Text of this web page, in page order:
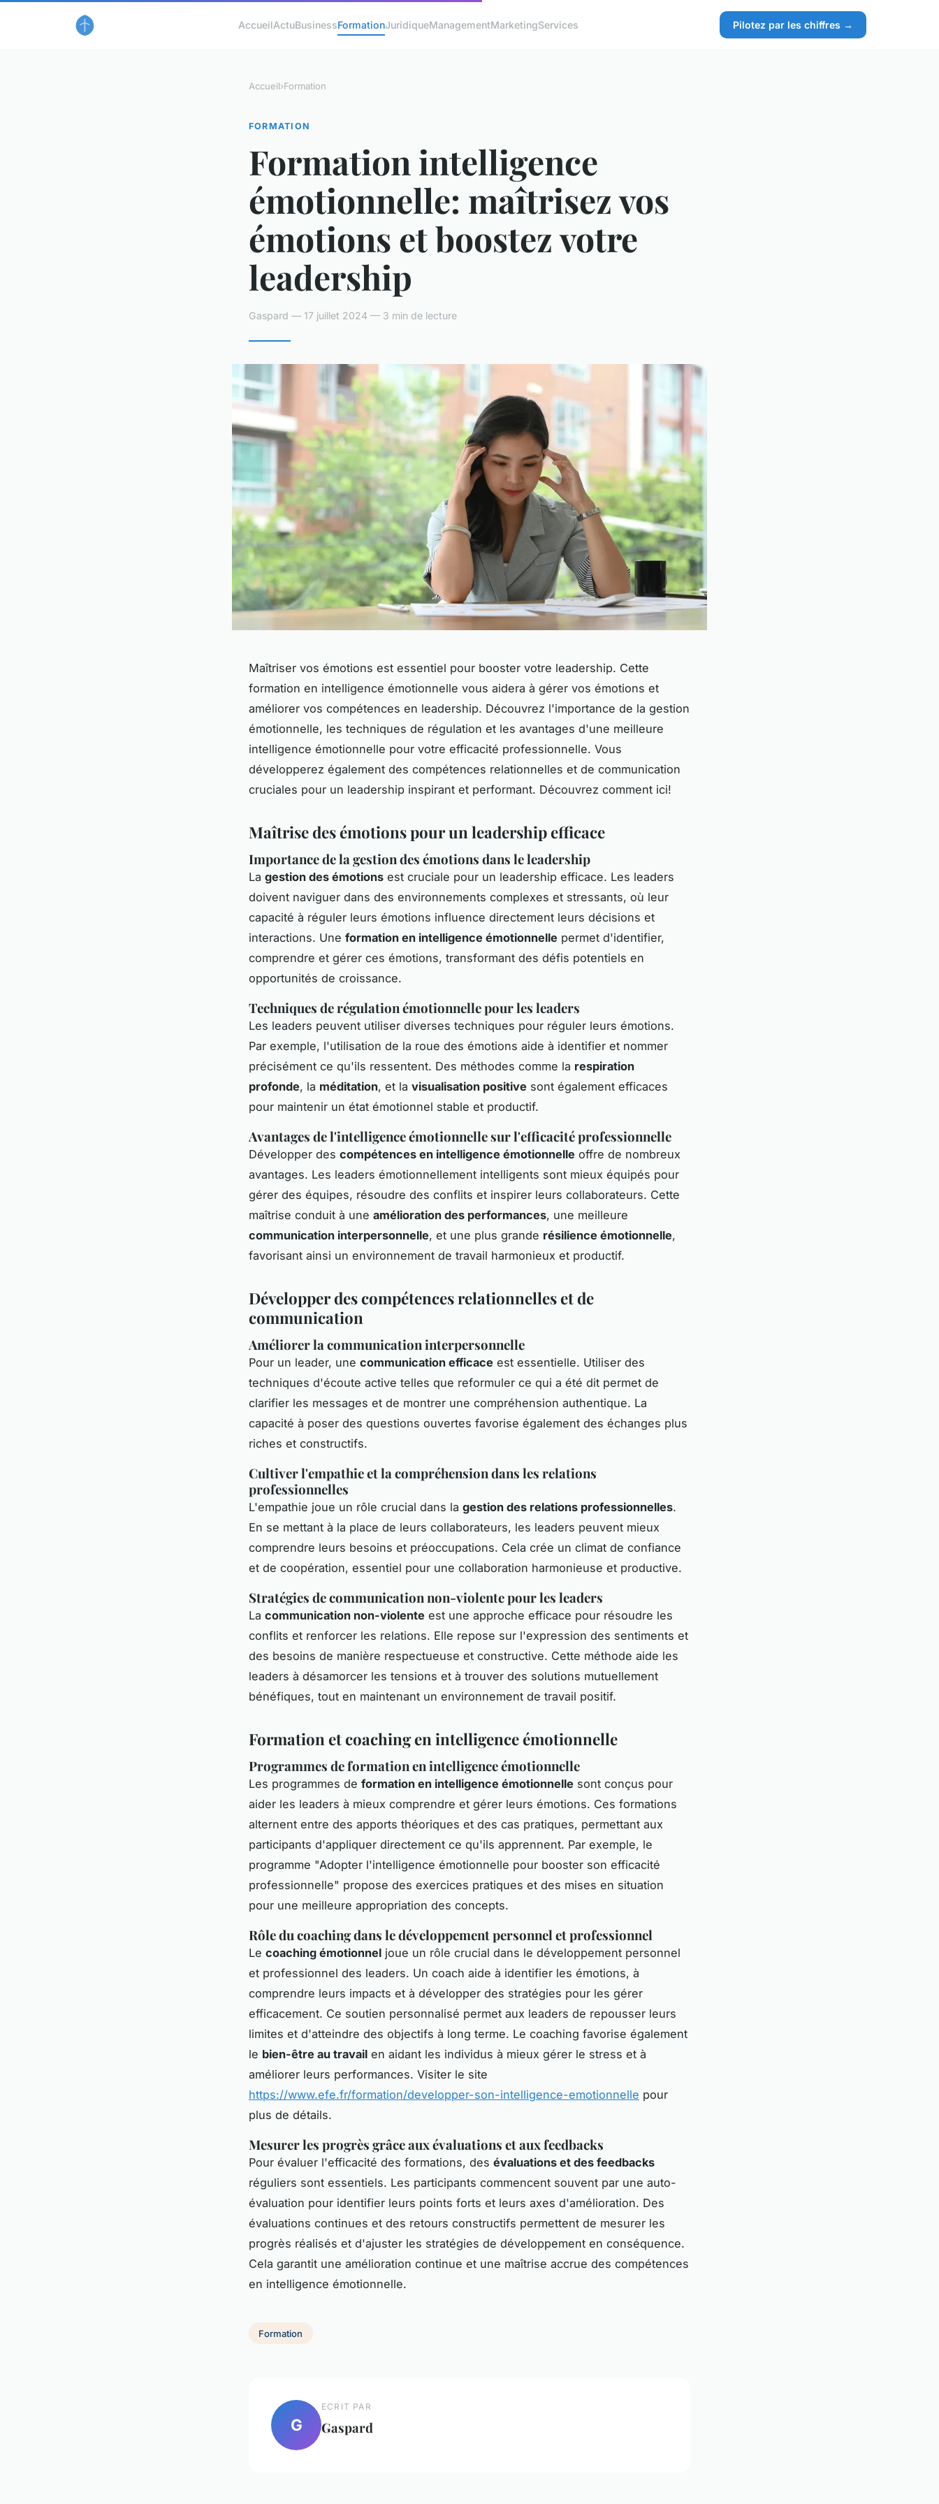
AccueilActuBusinessFormationJuridiqueManagementMarketingServices Pilotez par les chiffres →
Accueil›Formation
FORMATION
Formation intelligence
émotionnelle: maîtrisez vos
émotions et boostez votre
leadership
Gaspard — 17 juillet 2024 — 3 min de lecture
Maîtriser vos émotions est essentiel pour booster votre leadership. Cette
formation en intelligence émotionnelle vous aidera à gérer vos émotions et
améliorer vos compétences en leadership. Découvrez l'importance de la gestion
émotionnelle, les techniques de régulation et les avantages d'une meilleure
intelligence émotionnelle pour votre efficacité professionnelle. Vous
développerez également des compétences relationnelles et de communication
cruciales pour un leadership inspirant et performant. Découvrez comment ici!
Maîtrise des émotions pour un leadership efficace
Importance de la gestion des émotions dans le leadership
La gestion des émotions est cruciale pour un leadership efficace. Les leaders
doivent naviguer dans des environnements complexes et stressants, où leur
capacité à réguler leurs émotions influence directement leurs décisions et
interactions. Une formation en intelligence émotionnelle permet d'identifier,
comprendre et gérer ces émotions, transformant des défis potentiels en
opportunités de croissance.
Techniques de régulation émotionnelle pour les leaders
Les leaders peuvent utiliser diverses techniques pour réguler leurs émotions.
Par exemple, l'utilisation de la roue des émotions aide à identifier et nommer
précisément ce qu'ils ressentent. Des méthodes comme la respiration
profonde, la méditation, et la visualisation positive sont également efficaces
pour maintenir un état émotionnel stable et productif.
Avantages de l'intelligence émotionnelle sur l'efficacité professionnelle
Développer des compétences en intelligence émotionnelle offre de nombreux
avantages. Les leaders émotionnellement intelligents sont mieux équipés pour
gérer des équipes, résoudre des conflits et inspirer leurs collaborateurs. Cette
maîtrise conduit à une amélioration des performances, une meilleure
communication interpersonnelle, et une plus grande résilience émotionnelle,
favorisant ainsi un environnement de travail harmonieux et productif.
Développer des compétences relationnelles et de
communication
Améliorer la communication interpersonnelle
Pour un leader, une communication efficace est essentielle. Utiliser des
techniques d'écoute active telles que reformuler ce qui a été dit permet de
clarifier les messages et de montrer une compréhension authentique. La
capacité à poser des questions ouvertes favorise également des échanges plus
riches et constructifs.
Cultiver l'empathie et la compréhension dans les relations
professionnelles
L'empathie joue un rôle crucial dans la gestion des relations professionnelles.
En se mettant à la place de leurs collaborateurs, les leaders peuvent mieux
comprendre leurs besoins et préoccupations. Cela crée un climat de confiance
et de coopération, essentiel pour une collaboration harmonieuse et productive.
Stratégies de communication non-violente pour les leaders
La communication non-violente est une approche efficace pour résoudre les
conflits et renforcer les relations. Elle repose sur l'expression des sentiments et
des besoins de manière respectueuse et constructive. Cette méthode aide les
leaders à désamorcer les tensions et à trouver des solutions mutuellement
bénéfiques, tout en maintenant un environnement de travail positif.
Formation et coaching en intelligence émotionnelle
Programmes de formation en intelligence émotionnelle
Les programmes de formation en intelligence émotionnelle sont conçus pour
aider les leaders à mieux comprendre et gérer leurs émotions. Ces formations
alternent entre des apports théoriques et des cas pratiques, permettant aux
participants d'appliquer directement ce qu'ils apprennent. Par exemple, le
programme "Adopter l'intelligence émotionnelle pour booster son efficacité
professionnelle" propose des exercices pratiques et des mises en situation
pour une meilleure appropriation des concepts.
Rôle du coaching dans le développement personnel et professionnel
Le coaching émotionnel joue un rôle crucial dans le développement personnel
et professionnel des leaders. Un coach aide à identifier les émotions, à
comprendre leurs impacts et à développer des stratégies pour les gérer
efficacement. Ce soutien personnalisé permet aux leaders de repousser leurs
limites et d'atteindre des objectifs à long terme. Le coaching favorise également
le bien-être au travail en aidant les individus à mieux gérer le stress et à
améliorer leurs performances. Visiter le site
https://www.efe.fr/formation/developper-son-intelligence-emotionnelle pour
plus de détails.
Mesurer les progrès grâce aux évaluations et aux feedbacks
Pour évaluer l'efficacité des formations, des évaluations et des feedbacks
réguliers sont essentiels. Les participants commencent souvent par une auto-
évaluation pour identifier leurs points forts et leurs axes d'amélioration. Des
évaluations continues et des retours constructifs permettent de mesurer les
progrès réalisés et d'ajuster les stratégies de développement en conséquence.
Cela garantit une amélioration continue et une maîtrise accrue des compétences
en intelligence émotionnelle.
Formation
G
ECRIT PAR
Gaspard